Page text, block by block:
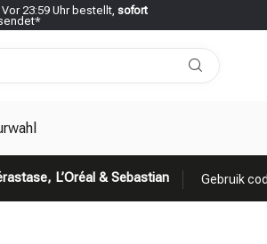
Vor 23:59 Uhr bestellt, sofort
L’Oréal & Sebastian Gebruik